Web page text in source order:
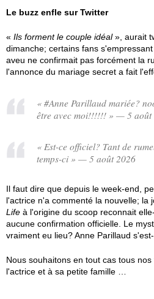
Le buzz enfle sur Twitter
« Ils forment le couple idéal», aurait
dimanche; certains fans
aveu ne confirmait pas forcément la
l'annonce du mariage secret a fait
« #Anne Parillaud mariée?
être avec moi!!!!!! » — 5 août
« Est-ce officiel? Tant de
temps-ci » — 5 août 2026
Il faut dire que depuis le week-end,
l'actrice n'a commenté la nouvelle; la
Life à l'origine du scoop reconnait
aucune confirmation officielle. Le
vraiment eu lieu? Anne Parillaud
Nous souhaitons en tout cas tous
l'actrice et à sa petite famille …